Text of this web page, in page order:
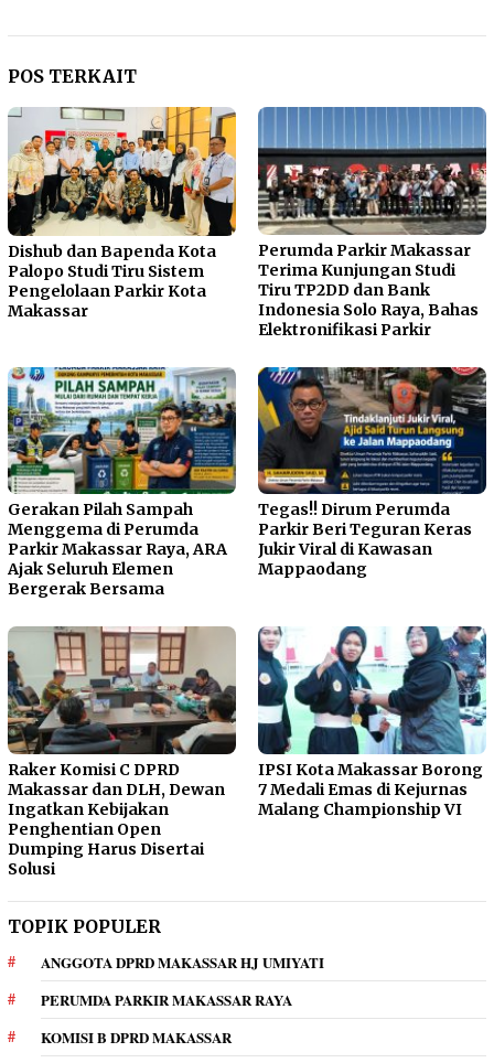
POS TERKAIT
Dishub dan Bapenda Kota
Palopo Studi Tiru Sistem
Pengelolaan Parkir Kota
Makassar
Perumda Parkir Makassar
Terima Kunjungan Studi
Tiru TP2DD dan Bank
Indonesia Solo Raya, Bahas
Elektronifikasi Parkir
Gerakan Pilah Sampah
Menggema di Perumda
Parkir Makassar Raya, ARA
Ajak Seluruh Elemen
Bergerak Bersama
Tegas!! Dirum Perumda
Parkir Beri Teguran Keras
Jukir Viral di Kawasan
Mappaodang
Raker Komisi C DPRD
Makassar dan DLH, Dewan
Ingatkan Kebijakan
Penghentian Open
Dumping Harus Disertai
Solusi
IPSI Kota Makassar Borong
7 Medali Emas di Kejurnas
Malang Championship VI
TOPIK POPULER
ANGGOTA DPRD MAKASSAR HJ UMIYATI
PERUMDA PARKIR MAKASSAR RAYA
KOMISI B DPRD MAKASSAR